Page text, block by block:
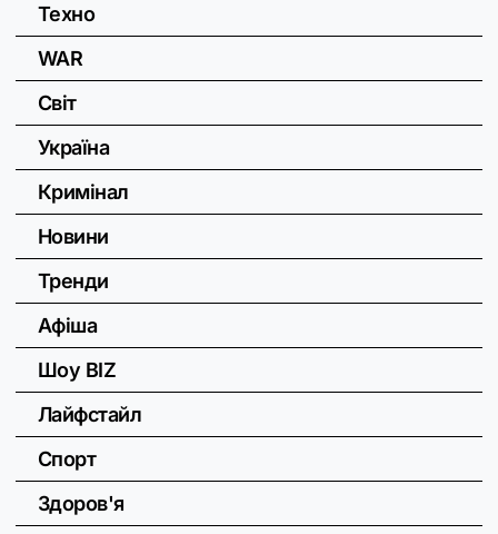
Техно
WAR
Світ
Україна
Кримінал
Новини
Тренди
Афіша
Шоу BIZ
Лайфстайл
Спорт
Здоров'я